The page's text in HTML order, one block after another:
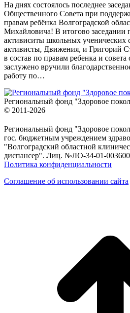
На днях состоялось последнее
Общественного Совета при
правам ребёнка Волгоградской
Михайловича! В итогово заседании
активиситы школьных ученических
активисты, Движения, и Григорий
в состав по правам ребенка и
заслужено вручили
работу по…
Региональный фонд "Здоровое
© 2011-2026
Региональный фонд "Здоровое
гос. бюджетным учреждением
"Волгоградский областной
диспансер". Лиц. №ЛО-34-01-003600
Политика конфиденциальности
Соглашение об использовании сайта